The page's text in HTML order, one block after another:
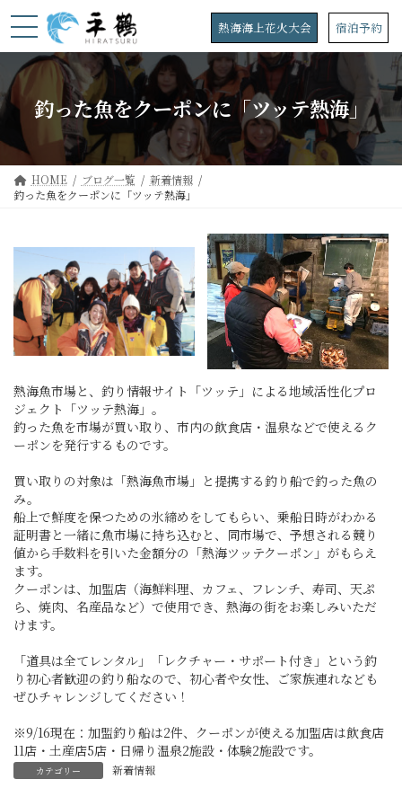
ン
ツ
へ
ス
ッ
プ
ビ
シ
ョ
ン
移
動
熱海海上花火大会 宿泊予約
釣った魚をクーポンに「ツッテ熱海」
HOME ブログ一覧
新着情報
釣った魚をクーポンに「ツッテ熱海」
熱海魚市場と、釣り情報サイト「ツッテ」による地域活性化プロ
ジェクト「ツッテ熱海」。
釣った魚を市場が買い取り、市内の飲食店・温泉などで使えるク
ーポンを発行するものです。
買い取りの対象は「熱海魚市場」と提携する釣り船で釣った魚の
み。
船上で鮮度を保つための氷締めをしてもらい、乗船日時がわかる
証明書と一緒に魚市場に持ち込むと、同市場で、予想される競り
値から手数料を引いた金額分の「熱海ツッテクーポン」がもらえ
ます。
クーポンは、加盟店（海鮮料理、カフェ、フレンチ、寿司、天ぷ
ら、焼肉、名産品など）で使用でき、熱海の街をお楽しみいただ
けます。
「道具は全てレンタル」「レクチャー・サポート付き」という釣
り初心者歓迎の釣り船なので、初心者や女性、ご家族連れなども
ぜひチャレンジしてください！
※9/16現在：加盟釣り船は2件、クーポンが使える加盟店は飲食店
11店・土産店5店・日帰り温泉2施設・体験2施設です。
カテゴリー 新着情報